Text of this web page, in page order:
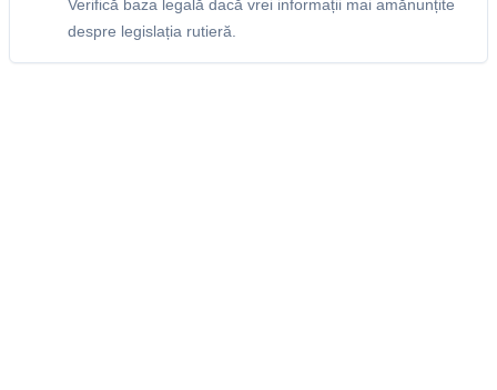
Verifică baza legală dacă vrei informații mai amănunțite
despre legislația rutieră.